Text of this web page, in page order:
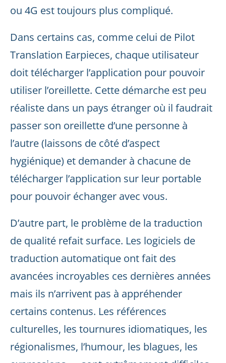
ou 4G est toujours plus compliqué.
Dans certains cas, comme celui de Pilot
Translation Earpieces, chaque utilisateur
doit télécharger l’application pour pouvoir
utiliser l’oreillette. Cette démarche est peu
réaliste dans un pays étranger où il faudrait
passer son oreillette d’une personne à
l’autre (laissons de côté d’aspect
hygiénique) et demander à chacune de
télécharger l’application sur leur portable
pour pouvoir échanger avec vous.
D’autre part, le problème de la traduction
de qualité refait surface. Les logiciels de
traduction automatique ont fait des
avancées incroyables ces dernières années
mais ils n’arrivent pas à appréhender
certains contenus. Les références
culturelles, les tournures idiomatiques, les
régionalismes, l’humour, les blagues, les